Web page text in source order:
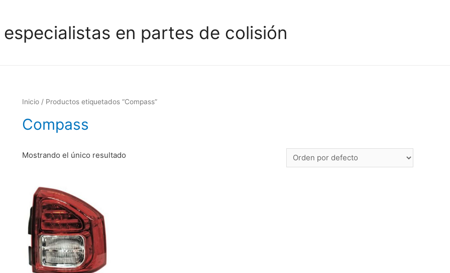
en partes de colisión
Inicio / Productos etiquetados “Compass”
Compass
Mostrando el único resultado